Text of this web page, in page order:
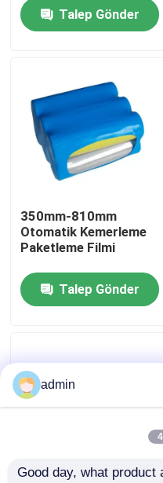
Ana sayfa
VİDEOLAR
Hakkımızda
Fabrika turu
Kalite kontrol
PE küçültme filmleri
pvc büzülme filmi
Talep Gönder
350mm-810mm
Otomatik Kemerleme
Paketleme Filmi
Talep Gönder
admin
Good day, what product